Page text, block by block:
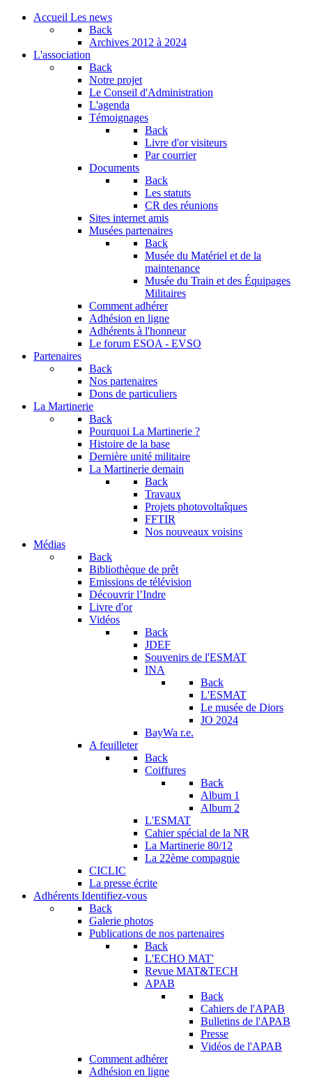
Accueil Les news
Back
Archives 2012 à 2024
L'association
Back
Notre projet
Le Conseil d'Administration
L'agenda
Témoignages
Back
Livre d'or visiteurs
Par courrier
Documents
Back
Les statuts
CR des réunions
Sites internet amis
Musées partenaires
Back
Musée du Matériel et de la
maintenance
Musée du Train et des Équipages
Militaires
Comment adhérer
Adhésion en ligne
Adhérents à l'honneur
Le forum ESOA - EVSO
Partenaires
Back
Nos partenaires
Dons de particuliers
La Martinerie
Back
Pourquoi La Martinerie ?
Histoire de la base
Dernière unité militaire
La Martinerie demain
Back
Travaux
Projets photovoltaîques
FFTIR
Nos nouveaux voisins
Médias
Back
Bibliothèque de prêt
Emissions de télévision
Découvrir l’Indre
Livre d'or
Vidéos
Back
JDEF
Souvenirs de l'ESMAT
INA
Back
L'ESMAT
Le musée de Diors
JO 2024
BayWa r.e.
A feuilleter
Back
Coiffures
Back
Album 1
Album 2
L'ESMAT
Cahier spécial de la NR
La Martinerie 80/12
La 22ème compagnie
CICLIC
La presse écrite
Adhérents Identifiez-vous
Back
Galerie photos
Publications de nos partenaires
Back
L'ECHO MAT'
Revue MAT&TECH
APAB
Back
Cahiers de l'APAB
Bulletins de l'APAB
Presse
Vidéos de l'APAB
Comment adhérer
Adhésion en ligne